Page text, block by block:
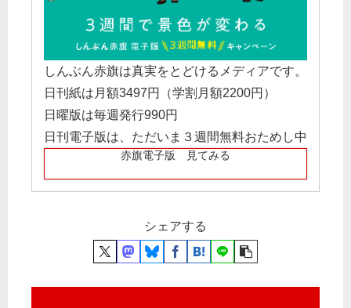
しんぶん赤旗は真実をとどけるメディアです。
日刊紙は月額3497円（学割月額2200円）
日曜版は毎週発行990円
日刊電子版は、ただいま３週間無料おためし中
赤旗電子版 見てみる
シェアする